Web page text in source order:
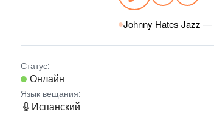
Johnny Hates Jazz —
Статус:
Онлайн
Язык вещания:
Испанский